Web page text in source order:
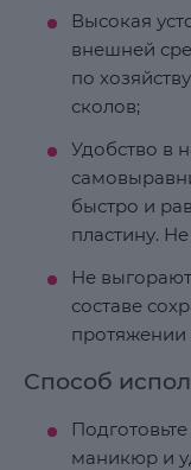
Высокая
внешней
по
сколов;
Удобство в
быстро и
пластину.
Не
составе
протяжении
Способ
маникюр и